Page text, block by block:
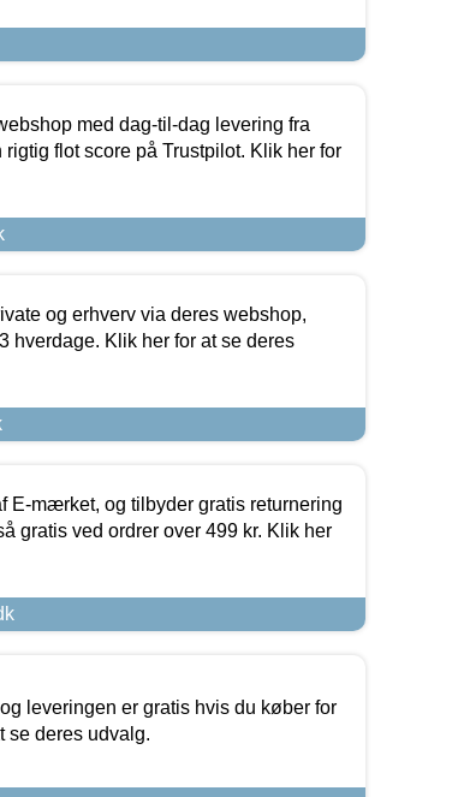
med dag-til-dag levering fra
flot score på Trustpilot. Klik her for
og erhverv via deres webshop,
hverdage. Klik her for at se deres
E-mærket, og tilbyder gratis returnering
gratis ved ordrer over 499 kr. Klik her
leveringen er gratis hvis du køber for
se deres udvalg.